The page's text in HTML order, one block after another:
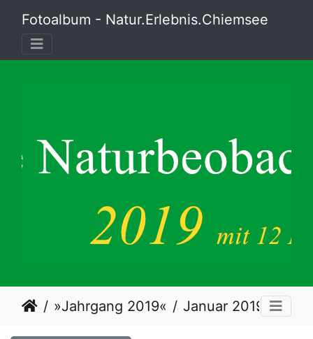
Fotoalbum - Natur.Erlebnis.Chiemsee
»Jahrgang 2019« Januar 2019 25